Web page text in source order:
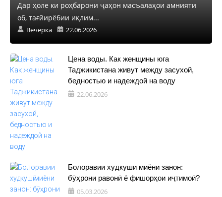
Дар ҳоле ки роҳбарони ҷаҳон масъалаҳои амнияти
об, тағйирёбии иқлим...
Вечерка 22.06.2026
Цена воды. Как женщины юга
Таджикистана живут между засухой,
бедностью и надеждой на воду
22.06.2026
Болоравии худкушӣ миёни занон:
бӯҳрони равонӣ ё фишорҳои иҷтимоӣ?
05.03.2026